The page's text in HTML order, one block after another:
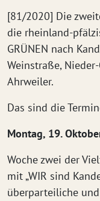
[81/2020] Die
die rheinland-
GRÜNEN nach
Weinstraße,
Ahrweiler.
Das sind die
Montag, 19.
Woche zwei der
mit „WIR sind
überparteiliche